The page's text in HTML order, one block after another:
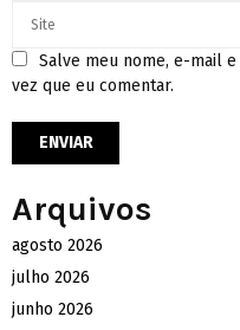
Salve meu nome, e-mail
vez que eu comentar.
Arquivos
agosto 2026
julho 2026
junho 2026